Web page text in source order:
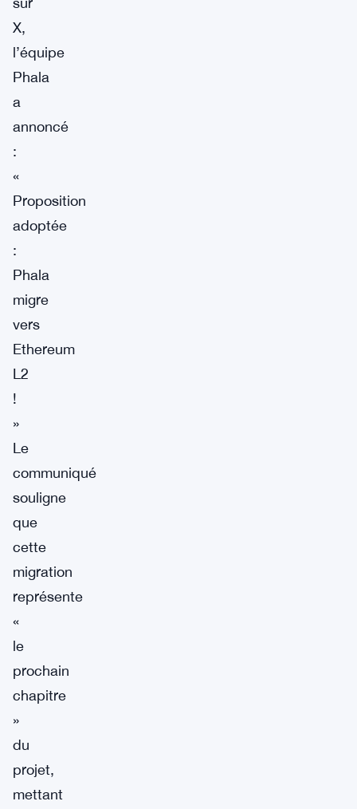
X,
l’équipe
Phala
a
annoncé
:
«
Proposition
adoptée
:
Phala
migre
vers
Ethereum
L2
!
»
Le
communiqué
souligne
que
cette
migration
représente
«
le
prochain
chapitre
»
du
projet,
mettant